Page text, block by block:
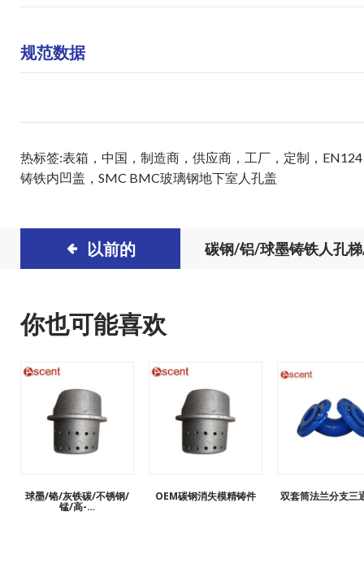
规范数据
热标签:表箱，中国，制造商，供应商，工厂，定制，
铸铁内凹盖 ， SMC BMC玻璃钢地下室人孔盖
以前的 碳钢/铝/球墨铸铁人孔
你也可能喜欢
球墨/铬/灰铁碳/不锈钢/
锰/高-…
OEM碳钢消失模精铸件 双套筒法兰分支三